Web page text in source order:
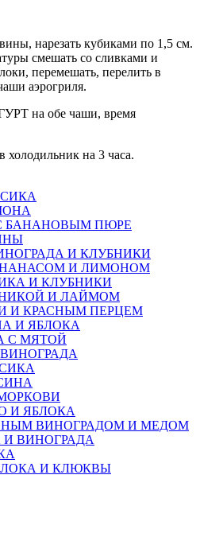
нарезать кубиками по 1,5 см.
смешать со сливками и
перемешать, перелить в
аэрогриля.
на обе чаши, время
холодильник на 3 часа.
БАНАНОВЫМ ПЮРЕ
И КЛУБНИКИ
И ЛИМОНОМ
И КЛУБНИКИ
И ЛАЙМОМ
И КРАСНЫМ ПЕРЦЕМ
И ЯБЛОКА
С МЯТОЙ
И ЯБЛОКА
ВИНОГРАДОМ И МЕДОМ
И ВИНОГРАДА
И КЛЮКВЫ